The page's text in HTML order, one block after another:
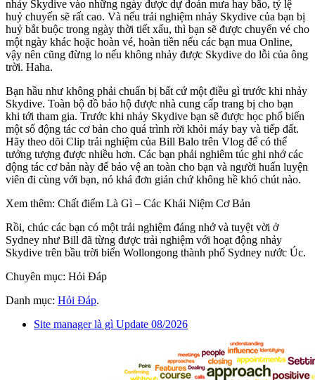
nhảy Skydive vào những ngày được dự đoán mưa hay bão, tỷ lệ
huỷ chuyến sẽ rất cao. Và nếu trải nghiệm nhảy Skydive của bạn bị
huỷ bắt buộc trong ngày thời tiết xấu, thì bạn sẽ được chuyển vé cho
một ngày khác hoặc hoàn vé, hoàn tiền nếu các bạn mua Online,
vậy nên cũng đừng lo nếu không nhảy được Skydive do lỗi của ông
trời. Haha.
Bạn hầu như không phải chuẩn bị bất cứ một điều gì trước khi nhảy
Skydive. Toàn bộ đồ bảo hộ được nhà cung cấp trang bị cho bạn
khi tới tham gia. Trước khi nhảy Skydive bạn sẽ được học phổ biến
một số động tác cơ bản cho quá trình rời khỏi máy bay và tiếp đất.
Hãy theo dõi Clip trải nghiệm của Bill Balo trên Vlog để có thể
tưởng tượng được nhiều hơn. Các bạn phải nghiêm túc ghi nhớ các
động tác cơ bản này để bảo vệ an toàn cho bạn và người huấn luyện
viên đi cùng với bạn, nó khá đơn giản chứ không hề khó chút nào.
Xem thêm: Chất điểm Là Gì – Các Khái Niệm Cơ Bản
Rồi, chúc các bạn có một trải nghiệm đáng nhớ và tuyệt vời ở
Sydney như Bill đã từng được trải nghiệm với hoạt động nhảy
Skydive trên bầu trời biển Wollongong thành phố Sydney nước Úc.
Chuyên mục: Hỏi Đáp
Danh mục: Hỏi Đáp.
Site manager là gì Update 08/2026